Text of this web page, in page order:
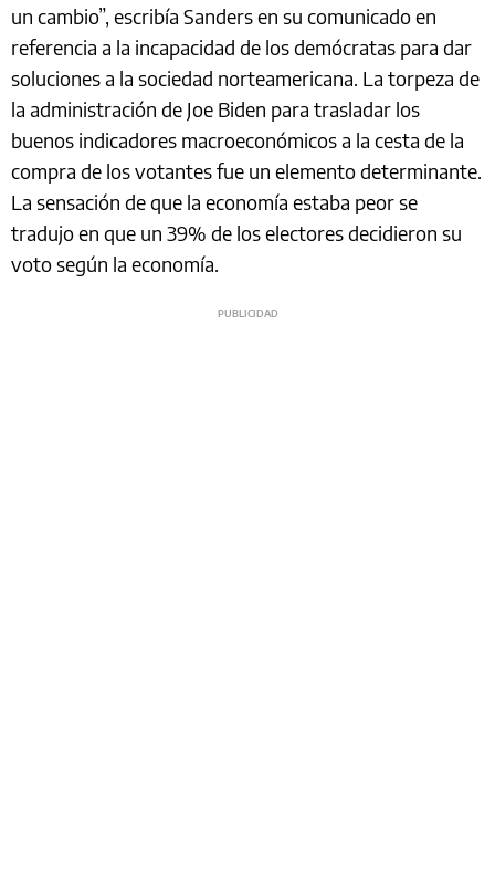
un cambio”, escribía Sanders en su comunicado en
referencia a la incapacidad de los demócratas para dar
soluciones a la sociedad norteamericana. La torpeza de
la administración de Joe Biden para trasladar los
buenos indicadores macroeconómicos a la cesta de la
compra de los votantes fue un elemento determinante.
La sensación de que la economía estaba peor se
tradujo en que un 39% de los electores decidieron su
voto según la economía.